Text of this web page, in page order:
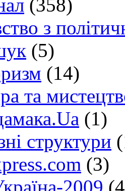
(358)
з
(5)
(14)
та
(1)
структури
(3)
2009